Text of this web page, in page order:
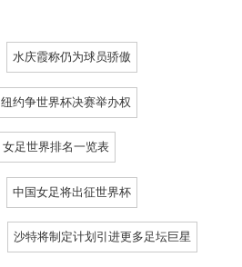
水庆霞称仍为球员骄傲
纽约争世界杯决赛举办权
女足世界排名一览表
中国女足将出征世界杯
沙特将制定计划引进更多足坛巨星